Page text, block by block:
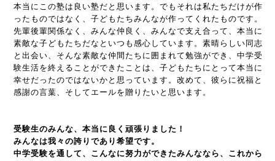
本当にこの塾は良い塾だと思います。でもそれは私たちだけが作
ったものではなく、子どもたちみんなが作ってくれたものです。
先輩後輩関係なく、みんな仲良く、みんなで支え合って、本当に
素敵な子どもたちだなといつも感心しています。素晴らしい同志
と出会い、そんな素敵な仲間たちに囲まれて勉強ができ、中学受
験生活を終えることができたことは、子どもたちにとって本当に
幸せだったのではないかと思っています。改めて、彼らに祝福と
感謝の言葉、そしてエールを贈りたいと思います。
受験生のみんな、本当に良く頑張りました！
みんなは我々の誇りであり希望です。
中学受験を通して、こんなに努力ができたみんななら、これから